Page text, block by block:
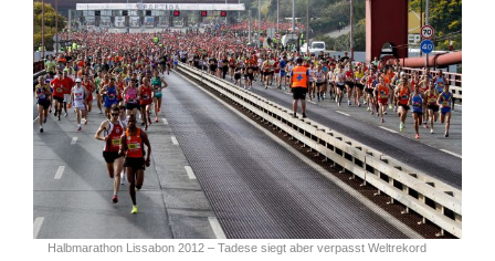
Halbmarathon Lissabon 2012 – Tadese siegt aber verpasst Weltrekord